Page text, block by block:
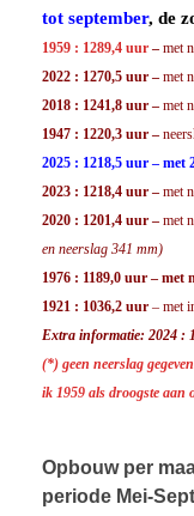
tot september, de
1959 : 1289,4 uur – met
2022 : 1270,5 uur – met
2018 : 1241,8 uur – met
1947 : 1220,3 uur –
2025 : 1218,5 uur – met
2023 : 1218,4 uur – met
2020 : 1201,4 uur – met
en neerslag 341 mm)
1976 : 1189,0 uur – met
1921 : 1036,2 uur – met
Extra informatie: 2024 :
(*) geen neerslag
ik 1959 als droogste aan
Opbouw per
periode Mei-